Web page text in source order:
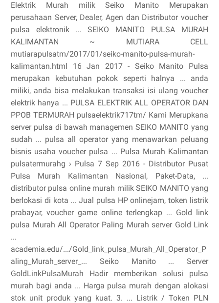
Elektrik Murah milik Seiko Manito Merupakan
perusahaan Server, Dealer, Agen dan Distributor voucher
pulsa elektronik ... SEIKO MANITO PULSA MURAH
KALIMANTAN ~ MUTIARA CELL
mutiarapulsatm/2017/01/seiko-manito-pulsa-murah-
kalimantan.html 16 Jan 2017 - Seiko Manito Pulsa
merupakan kebutuhan pokok seperti halnya ... anda
miliki, anda bisa melakukan transaksi isi ulang voucher
elektrik hanya ... PULSA ELEKTRIK ALL OPERATOR DAN
PPOB TERMURAH pulsaelektrik717tm/ Kami Merupkana
server pulsa di bawah managemen SEIKO MANITO yang
sudah ... pulsa all operator yang menawarkan peluang
bisnis usaha voucher pulsa ... Pulsa Murah Kalimantan
pulsatermurahg › Pulsa 7 Sep 2016 - Distributor Pusat
Pulsa Murah Kalimantan Nasional, Paket-Data, ...
distributor pulsa online murah milik SEIKO MANITO yang
berlokasi di kota ... Jual pulsa HP onlinejam, token listrik
prabayar, voucher game online terlengkap ... Gold link
pulsa Murah All Operator Paling Murah server Gold Link
...
academia.edu/.../Gold_link_pulsa_Murah_All_Operator_P
aling_Murah_server_... Seiko Manito ... Server
GoldLinkPulsaMurah Hadir memberikan solusi pulsa
murah bagi anda ... Harga pulsa murah dengan alokasi
stok unit produk yang kuat. 3. ... Listrik / Token PLN